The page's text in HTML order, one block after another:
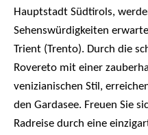
Hauptstadt Südtirols,
Sehenswürdigkeiten
Trient (Trento). Durch die
Rovereto mit einer
venizianischen Stil,
den Gardasee. Freuen Sie
Radreise durch eine